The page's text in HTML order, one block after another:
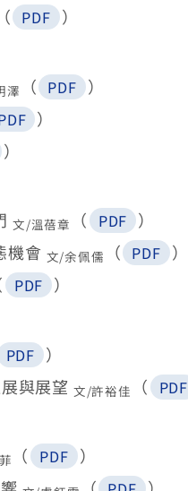
（ PDF ）
澤 （ PDF ）
）
）
文/溫蓓章 （ PDF ）
機會 文/余佩儒 （ PDF ）
PDF ）
PDF ）
與展望 文/許裕佳 （ PDF
（ PDF ）